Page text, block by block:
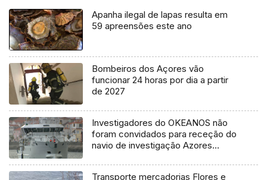
Apanha ilegal de lapas resulta em
59 apreensões este ano
Bombeiros dos Açores vão
funcionar 24 horas por dia a partir
de 2027
Investigadores do OKEANOS não
foram convidados para receção do
navio de investigação Azores
Transporte mercadorias Flores e